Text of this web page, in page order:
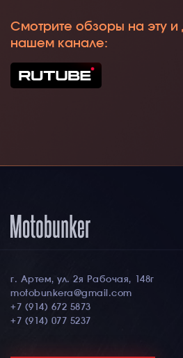
Смотрите обзоры на эту
нашем канале:
г. Артем, ул. 2я Рабочая, 148г
motobunkera@gmail.com
+7 (914) 672 5873
+7 (914) 077 5237